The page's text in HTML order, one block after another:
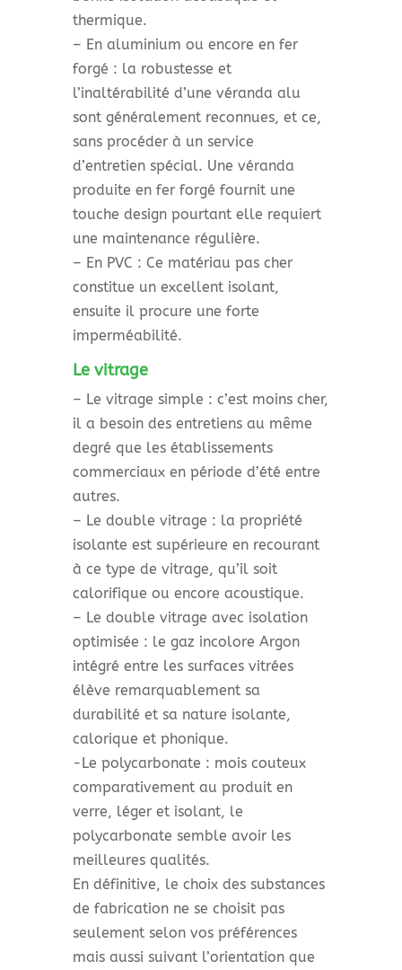
thermique.
– En aluminium ou encore en fer
forgé : la robustesse et
l’inaltérabilité d’une véranda alu
sont généralement reconnues, et ce,
sans procéder à un service
d’entretien spécial. Une véranda
produite en fer forgé fournit une
touche design pourtant elle requiert
une maintenance régulière.
– En PVC : Ce matériau pas cher
constitue un excellent isolant,
ensuite il procure une forte
imperméabilité.
Le vitrage
– Le vitrage simple : c’est moins cher,
il a besoin des entretiens au même
degré que les établissements
commerciaux en période d’été entre
autres.
– Le double vitrage : la propriété
isolante est supérieure en recourant
à ce type de vitrage, qu’il soit
calorifique ou encore acoustique.
– Le double vitrage avec isolation
optimisée : le gaz incolore Argon
intégré entre les surfaces vitrées
élève remarquablement sa
durabilité et sa nature isolante,
calorique et phonique.
-Le polycarbonate : mois couteux
comparativement au produit en
verre, léger et isolant, le
polycarbonate semble avoir les
meilleures qualités.
En définitive, le choix des substances
de fabrication ne se choisit pas
seulement selon vos préférences
mais aussi suivant l’orientation que